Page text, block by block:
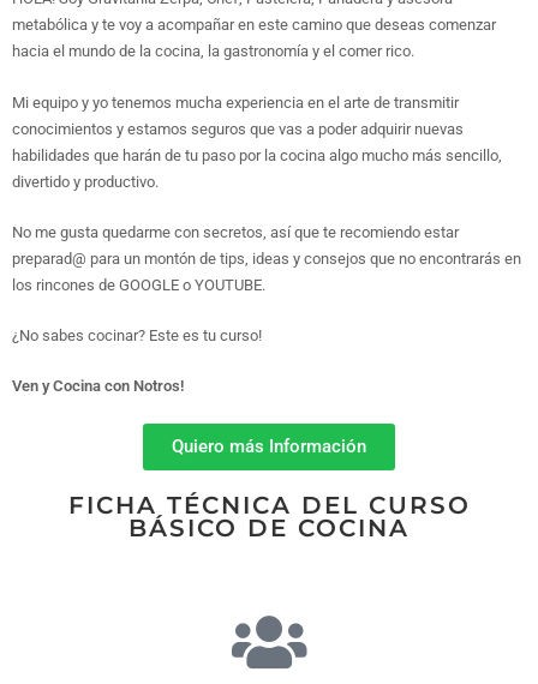
metabólica y te voy a acompañar en este camino que deseas comenzar
hacia el mundo de la cocina, la gastronomía y el comer rico.
Mi equipo y yo tenemos mucha experiencia en el arte de transmitir
conocimientos y estamos seguros que vas a poder adquirir nuevas
habilidades que harán de tu paso por la cocina algo mucho más sencillo,
divertido y productivo.
No me gusta quedarme con secretos, así que te recomiendo estar
preparad@ para un montón de tips, ideas y consejos que no encontrarás en
los rincones de GOOGLE o YOUTUBE.
¿No sabes cocinar? Este es tu curso!
Ven y Cocina con Notros!
Quiero más Información
FICHA TÉCNICA DEL CURSO
BÁSICO DE COCINA